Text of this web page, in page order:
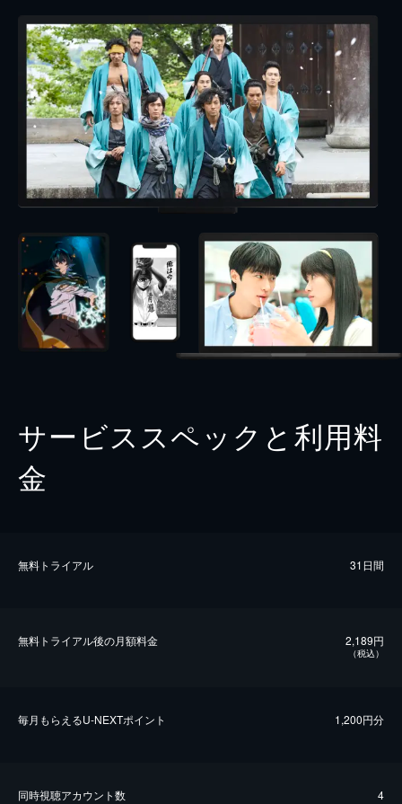
サービススペックと利用料
金
無料トライアル 31日間
無料トライアル後の⽉額料金 2,189円
（税込）
毎⽉もらえるU-NEXTポイント 1,200円分
同時視聴アカウント数 4